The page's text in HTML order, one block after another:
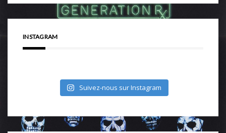
INSTAGRAM
Suivez-nous sur Instagram